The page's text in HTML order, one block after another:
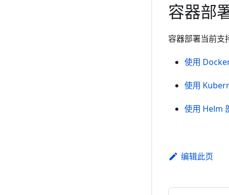
容器部
容器部署当前支
使用
使用
使用 Helm
编辑此页